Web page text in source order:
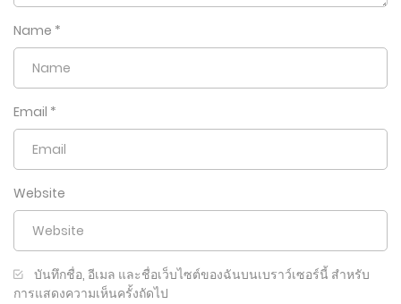
Name *
Email *
Website
บันทึกชื่อ, อีเมล และชื่อเว็บไซต์ของฉันบนเบราว์เซอร์นี้ สำหรับ
การแสดงความเห็นครั้งถัดไป